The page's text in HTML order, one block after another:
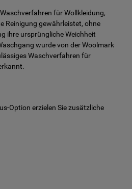
für Wollkleidung,
Reinigung gewährleistet, ohne
ihre ursprüngliche Weichheit
wurde von der Woolmark
Waschverfahren für
Option erzielen Sie zusätzliche